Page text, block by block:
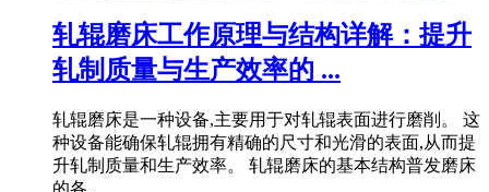
轧辊磨床工作原理与结构详解：提升
轧制质量与生产效率的 ...
轧辊磨床是一种设备,主要用于对轧辊表面进行磨削。 这
种设备能确保轧辊拥有精确的尺寸和光滑的表面,从而提
升轧制质量和生产效率。 轧辊磨床的基本结构普发磨床